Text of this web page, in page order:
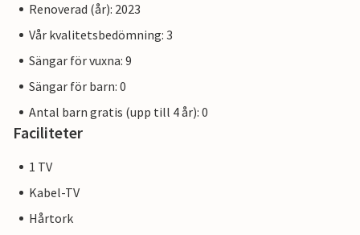
Renoverad (år): 2023
Vår kvalitetsbedömning: 3
Sängar för vuxna: 9
Sängar för barn: 0
Antal barn gratis (upp till 4 år): 0
Faciliteter
1 TV
Kabel-TV
Hårtork